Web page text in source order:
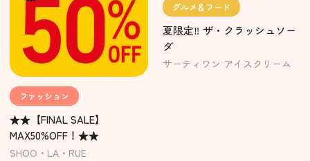
ファッション
★★【FINAL SALE】
MAX50%OFF！★★
SHOO・LA・RUE
グルメ＆フード
夏限定‼︎ ザ・クラッシュソー
ダ
サーティワン アイスクリーム